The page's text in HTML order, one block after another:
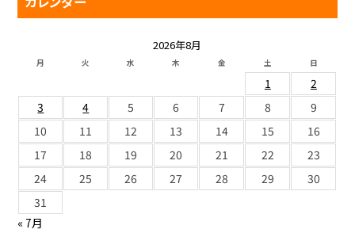
2026年8月
月 火 水 木 金 土 日
1
2
3
4 5 6 7 8
9
10
11 12 13 14 15
16
17
18 19 20 21 22
23
24
25 26 27 28 29
30
31
« 7月